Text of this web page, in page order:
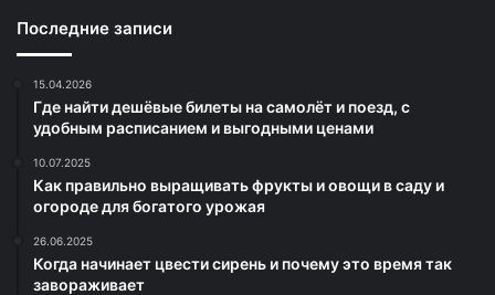
Последние записи
15.04.2026
Где найти дешёвые билеты на самолёт и поезд, с
удобным расписанием и выгодными ценами
10.07.2025
Как правильно выращивать фрукты и овощи в саду и
огороде для богатого урожая
26.06.2025
Когда начинает цвести сирень и почему это время так
завораживает